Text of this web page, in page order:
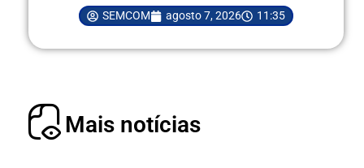
SEMCOM agosto 7, 2026 11:35
Mais notícias